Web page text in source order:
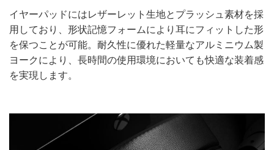
イヤーパッドにはレザーレット生地とプラッシュ素材を採
用しており、形状記憶フォームにより耳にフィットした形
を保つことが可能。耐久性に優れた軽量なアルミニウム製
ヨークにより、長時間の使用環境においても快適な装着感
を実現します。